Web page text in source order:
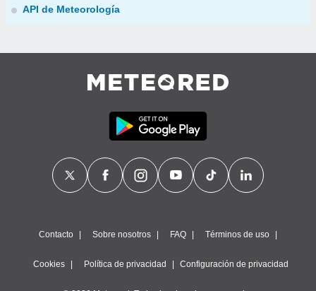
API de Meteorología
Contacto Sobre nosotros FAQ Términos de uso
Cookies Política de privacidad Configuración de privacidad